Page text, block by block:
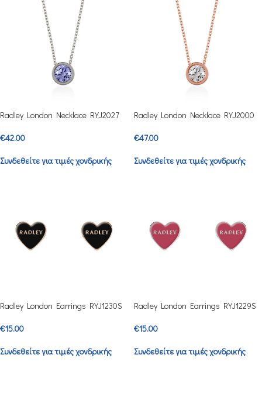
Radley London Necklace RYJ2027
€42.00
Συνδεθείτε για τιμές χονδρικής
Radley London Necklace RYJ2000
€47.00
Συνδεθείτε για τιμές χονδρικής
Radley London Earrings RYJ1230S
€15.00
Συνδεθείτε για τιμές χονδρικής
Radley London Earrings RYJ1229S
€15.00
Συνδεθείτε για τιμές χονδρικής